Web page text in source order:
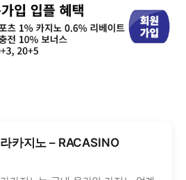
라카지노 – RACASINO